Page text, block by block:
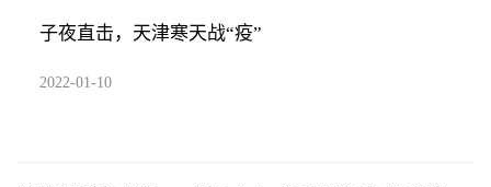
子夜直击，天津寒天战“疫”
2022-01-10